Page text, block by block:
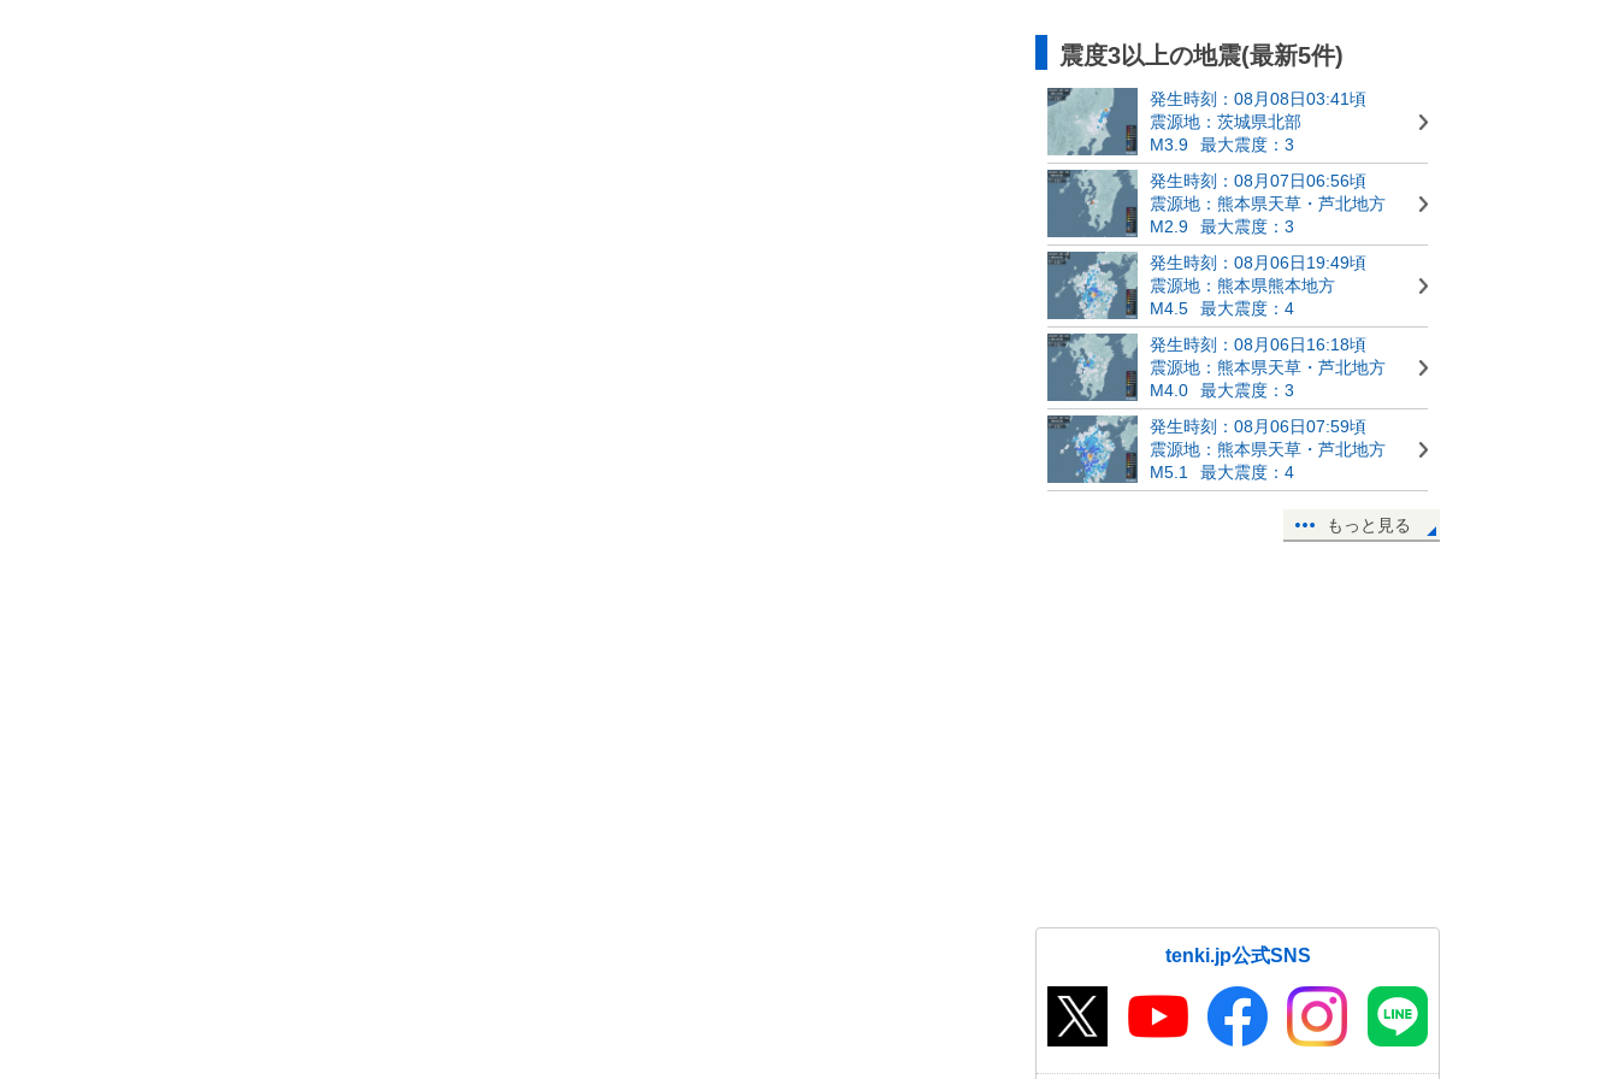
震度3以上の地震(最新5件)
発生時刻：08月08日03:41頃
震源地：茨城県北部
M3.9
最大震度：3
発生時刻：08月07日06:56頃
震源地：熊本県天草・芦北地方
M2.9
最大震度：3
発生時刻：08月06日19:49頃
震源地：熊本県熊本地方
M4.5
最大震度：4
発生時刻：08月06日16:18頃
震源地：熊本県天草・芦北地方
M4.0
最大震度：3
発生時刻：08月06日07:59頃
震源地：熊本県天草・芦北地方
M5.1
最大震度：4
もっと見る
tenki.jp公式SNS